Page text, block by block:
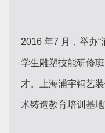
2016 年7 月，举办
学生雕塑技能研修
才。上海浦宇铜艺
术铸造教育培训基地”